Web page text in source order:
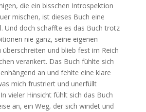
die ein bisschen Introspektion
mischen, ist dieses Buch eine
Und doch schaffte es das Buch trotz
nie ganz, seine eigenen
überschreiten und blieb fest im Reich
verankert. Das Buch fühlte sich
an und fehlte eine klare
mich frustriert und unerfüllt
vieler Hinsicht fühlt sich das Buch
an, ein Weg, der sich windet und